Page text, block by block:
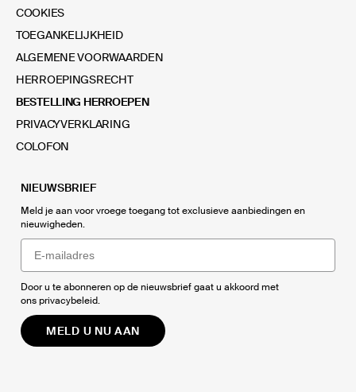
COOKIES
TOEGANKELIJKHEID
ALGEMENE VOORWAARDEN
HERROEPINGSRECHT
BESTELLING HERROEPEN
PRIVACYVERKLARING
COLOFON
NIEUWSBRIEF
Meld je aan voor vroege toegang tot exclusieve aanbiedingen en
nieuwigheden.
Email
Door u te abonneren op de nieuwsbrief gaat u akkoord met
onsprivacybeleid.
MELD U NU AAN